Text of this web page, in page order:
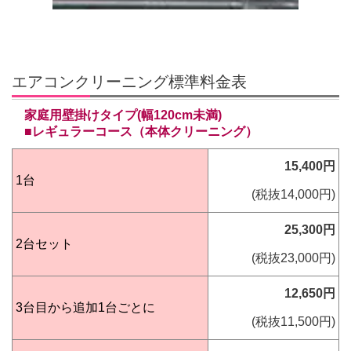
エアコンクリーニング標準料金表
家庭用壁掛けタイプ(幅120cm未満)
■レギュラーコース（本体クリーニング）
1台
15,400円
(税抜14,000円)
2台セット
25,300円
(税抜23,000円)
3台目から追加1台ごとに
12,650円
(税抜11,500円)